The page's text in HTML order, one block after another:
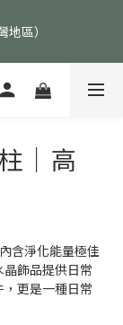
區）
水晶｜客製化商
｜高
含淨化能量極佳
飾品提供日常
更是一種日常